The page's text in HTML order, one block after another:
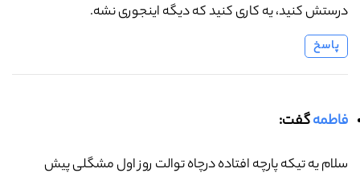
درستش کنید، یه کاری کنید که دیگه اینجوری نشه.
پاسخ
فاطمهگفت:
سلام یه تیکه پارچه افتاده درچاه توالت روز اول مشگلی پیش